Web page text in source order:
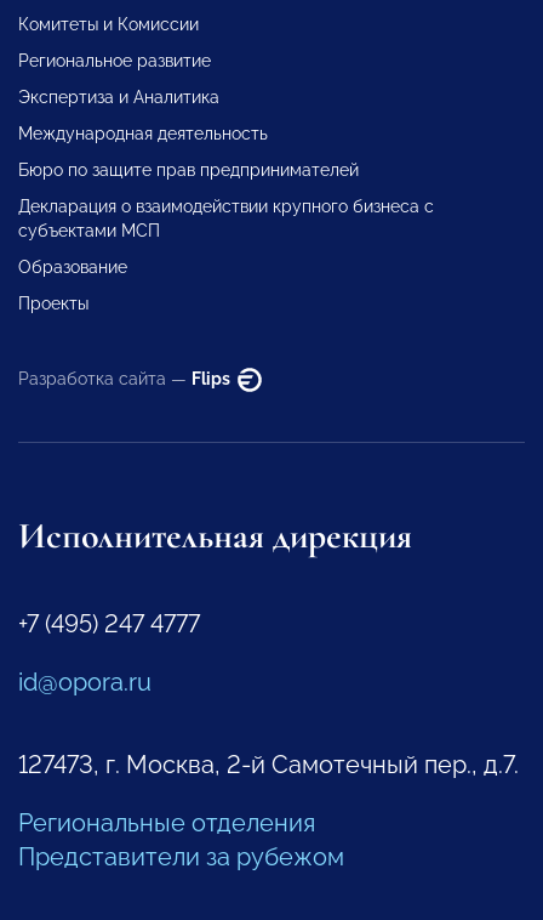
Комитеты и Комиссии
Региональное развитие
Экспертиза и Аналитика
Международная деятельность
Бюро по защите прав предпринимателей
Декларация о взаимодействии крупного бизнеса с
субъектами МСП
Образование
Проекты
Разработка сайта — Flips
Исполнительная дирекция
+7 (495) 247 4777
id@opora.ru
127473, г. Москва, 2-й Самотечный пер., д.7.
Региональные отделения
Представители за рубежом